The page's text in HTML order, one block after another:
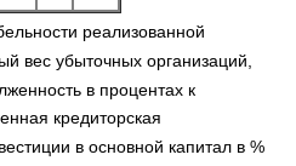
реализованной
вес убыточных организаций,
в процентах к
кредиторская
в основной капитал в %